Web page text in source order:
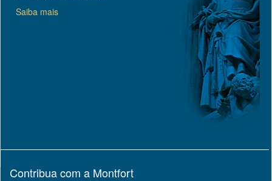
Saiba mais
Contribua com a Montfort